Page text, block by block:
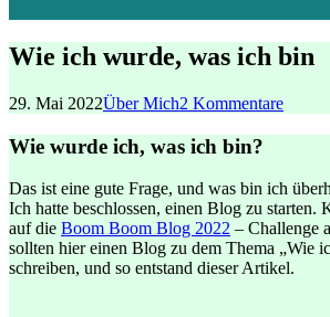
Wie ich wurde, was ich bin
29. Mai 2022Über Mich2 Kommentare
Wie wurde ich, was ich bin?
Das ist eine gute Frage, und was bin ich
Ich hatte beschlossen, einen Blog zu starten.
auf die Boom Boom Blog 2022 – Challenge
sollten hier einen Blog zu dem Thema „Wie
schreiben, und so entstand dieser Artikel.